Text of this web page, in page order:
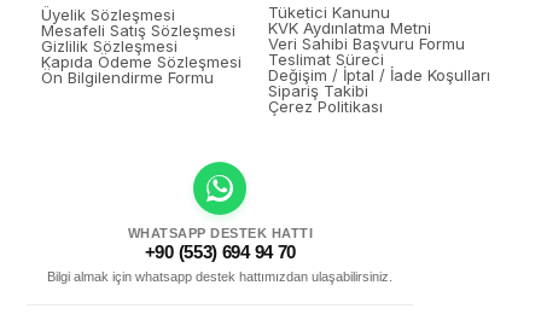
Üyelik Sözleşmesi
Mesafeli Satış Sözleşmesi
Gizlilik Sözleşmesi
Kapıda Ödeme Sözleşmesi
Ön Bilgilendirme Formu
Tüketici Kanunu
KVK Aydınlatma Metni
Veri Sahibi Başvuru Formu
Teslimat Süreci
Değişim / İptal / İade Koşulları
Sipariş Takibi
Çerez Politikası
WHATSAPP DESTEK HATTI
+90 (553) 694 94 70
Bilgi almak için whatsapp destek hattımızdan ulaşabilirsiniz.